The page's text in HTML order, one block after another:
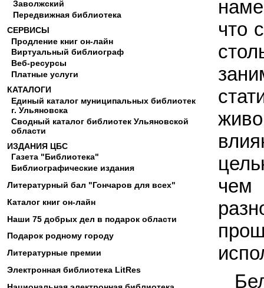
Заволжский
Передвижная библиотека
СЕРВИСЫ
Продление книг он-лайн
Виртуальный библиограф
Веб-ресурсы
Платные услуги
КАТАЛОГИ
Единый каталог муниципальных библиотек
г. Ульяновска
Сводный каталог библиотек Ульяновской
области
ИЗДАНИЯ ЦБС
Газета "Библиотека"
Библиографические издания
Литературный бал "Гончаров для всех"
Каталог книг он-лайн
Наши 75 добрых дел в подарок области
Подарок родному городу
Литературные премии
Электронная библиотека LitRes
что
чем